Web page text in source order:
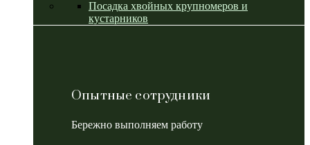
Посадка хвойных крупномеров и
кустарников
Опытные сотрудники
Бережно выполняем работу